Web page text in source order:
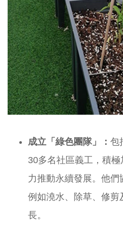
成立「綠色團隊」： 包
30多名社區義工，積
力推動永續發展。他們
例如澆水、除草、修剪
長。